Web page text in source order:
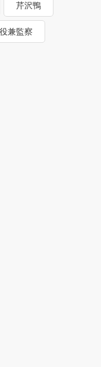
芹沢鴨
兼監察